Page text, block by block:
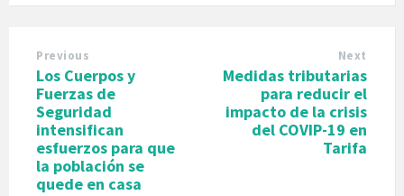
Previous
Los Cuerpos y
Fuerzas de
Seguridad
intensifican
esfuerzos para que
la población se
quede en casa
Next
Medidas tributarias
para reducir el
impacto de la crisis
del COVIP-19 en
Tarifa